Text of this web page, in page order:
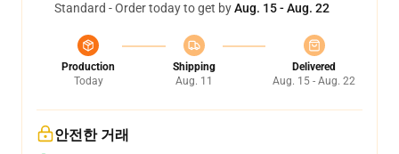
Standard - Order today to get byAug. 15 - Aug. 22
Production
Today
Shipping
Aug. 11
Delivered
Aug. 15 - Aug. 22
안전한 거래